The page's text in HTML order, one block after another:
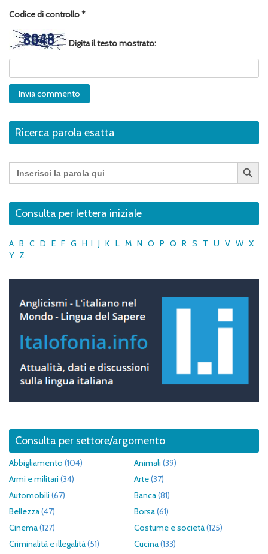
Codice di controllo*
Digita il testo mostrato:
Ricerca parola esatta
Search
for:
Search Button
Consulta per lettera iniziale
A B C D E F G H I J K L M N O P Q R S T U V W X
Y Z
Consulta per settore/argomento
Abbigliamento (104) Animali (39)
Armi e militari (34) Arte(37)
Automobili (67) Banca(81)
Bellezza(47) Borsa(61)
Cinema(127) Costume e società(125)
Criminalità e illegalità(51) Cucina(133)